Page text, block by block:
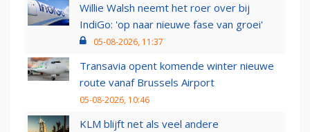
Willie Walsh neemt het roer over bij
IndiGo: 'op naar nieuwe fase van groei'
05-08-2026, 11:37
Transavia opent komende winter nieuwe
route vanaf Brussels Airport
05-08-2026, 10:46
KLM blijft net als veel andere